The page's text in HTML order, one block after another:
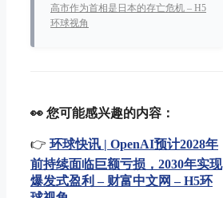
高市作为首相是日本的存亡危机 – H5
环球视角
👀 您可能感兴趣的内容：
👉 环球快讯 | OpenAI预计2028年
前持续面临巨额亏损，2030年实现
爆发式盈利 – 财富中文网 – H5环